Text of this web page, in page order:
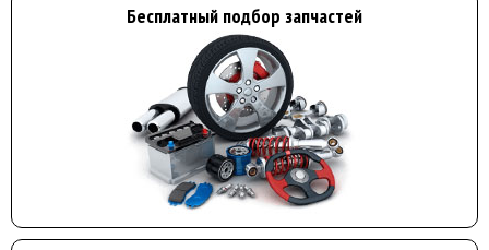
Бесплатный подбор запчастей